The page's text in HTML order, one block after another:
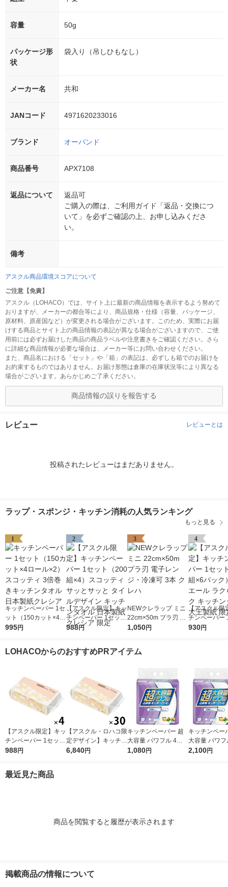
容量 50g
パッケージ形
状
袋入り（吊しひもなし）
メーカー名 共和
JANコード 4971620233016
ブランド オーバンド
商品番号 APX7108
返品について
返品可
ご購入の際は、ご利用ガイド「返品・交換につ
いて」を必ずご確認の上、お申し込みくださ
い。
備考
アスクル商品環境スコアについて
ご注意【免責】
アスクル（LOHACO）では、サイト上に最新の商品情報を表示するよう努めて
おりますが、メーカーの都合等により、商品規格・仕様（容量、パッケージ、
原材料、原産国など）が変更される場合がございます。このため、実際にお届
けする商品とサイト上の商品情報の表記が異なる場合がございますので、ご使
用前には必ずお届けした商品の商品ラベルや注意書きをご確認ください。さら
に詳細な商品情報が必要な場合は、メーカー等にお問い合わせください。
また、商品名における「セット」や「箱」の表記は、必ずしも箱でのお届けを
お約束するものではありません。お届け形態は倉庫の在庫状況等により異なる
場合がございます。あらかじめご了承ください。
商品情報の誤りを報告する
レビュー レビューとは
投稿されたレビューはまだありません。
ラップ・スポンジ・キッチン消耗の人気ランキング
もっと見る
1
キッチンペーパー 1セ
ット（150カット×4ロ
ール×2） スコッティ
995円
2
【アスクル限定】キッ
チンペーパー 1セット
（200組×4）スコッテ
タオル 日本製紙クレ
988円
3
NEWクレラップ ミニ
22cm×50m プラ刃 電
子レンジ・冷凍可 3本
1,050円
4
【アスクル限
チンペーパー
（100組×6パ
930円
LOHACOからのおすすめPRアイテム
【アスクル限定】キッ
チンペーパー 1セット
（200組×4）スコッテ
タオル 日本製紙クレ
988円
【アスクル・ロハコ限
定デザイン】キッチン
ペーパー スコッティ
6,840円
キッチンペーパー 超
大容量 パワフル 4倍
巻 キッチンロール 1
1,080円
キッチンペー
大容量 パワ
巻 キッチンロ
2,100円
最近見た商品
商品を閲覧すると履歴が表示されます
掲載商品の情報について